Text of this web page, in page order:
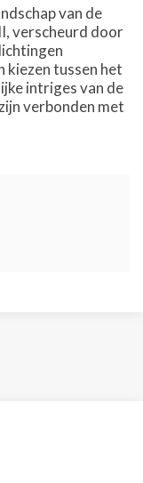
van de
verscheurd door
kiezen tussen het
intriges van de
verbonden met